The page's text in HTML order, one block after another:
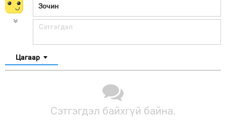
Цагаар
Сэтгэгдэл байхгүй байна.